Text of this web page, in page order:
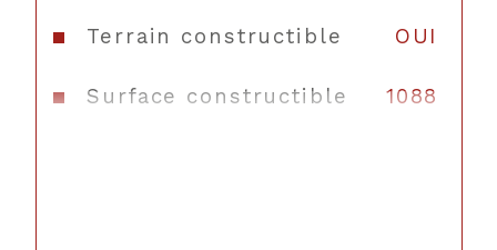
Terrain constructible OUI
Surface constructible
1088